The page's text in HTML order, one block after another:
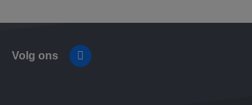
Volg ons Facebook